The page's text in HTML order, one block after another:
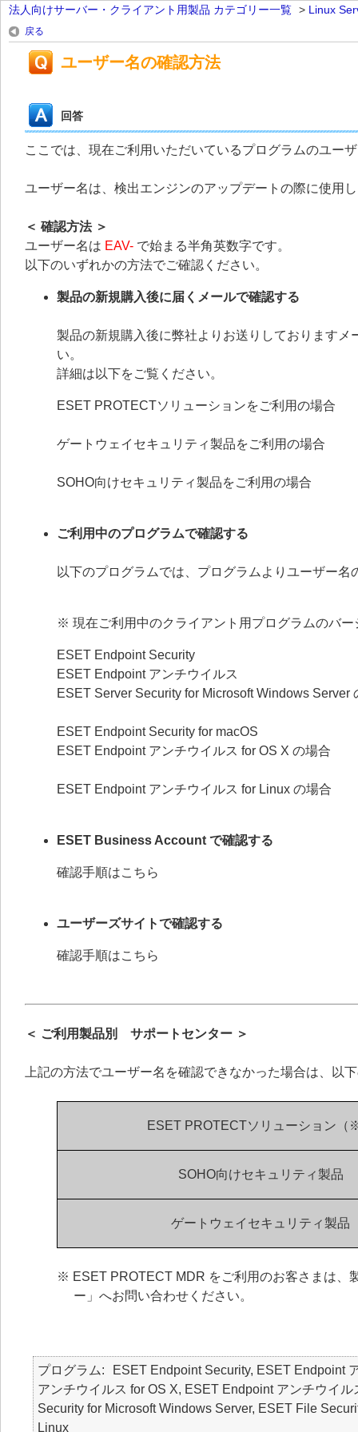
法人向けサーバー・クライアント用製品 カテゴリー一覧 > Linux
戻る
ユーザー名の確認方法
回答
ここでは、現在ご利用いただいているプログラムのユー
ユーザー名は、検出エンジンのアップデートの際に使用
＜ 確認方法 ＞
ユーザー名は EAV- で始まる半角英数字です。
以下のいずれかの方法でご確認ください。
製品の新規購入後に届くメールで確認する
製品の新規購入後に弊社よりお送りしております
い。
詳細は以下をご覧ください。
ESET PROTECTソリューションをご利用の場合
ゲートウェイセキュリティ製品をご利用の場合
SOHO向けセキュリティ製品をご利用の場合
ご利用中のプログラムで確認する
以下のプログラムでは、プログラムよりユーザー名
※ 現在ご利用中のクライアント用プログラムのバ
ESET Endpoint Security
ESET Endpoint アンチウイルス
ESET Server Security for Microsoft Windows Server
ESET Endpoint Security for macOS
ESET Endpoint アンチウイルス for OS X の場合
ESET Endpoint アンチウイルス for Linux の場合
ESET Business Account で確認する
確認手順はこちら
ユーザーズサイトで確認する
確認手順はこちら
＜ ご利用製品別 サポートセンター ＞
上記の方法でユーザー名を確認できなかった場合は、以
ESET PROTECTソリューション（
SOHO向けセキュリティ製品
ゲートウェイセキュリティ製品
※ ESET PROTECT MDR をご利用のお客さまは、
ー」へお問い合わせください。
プログラム
ESET Endpoint Security, ESET Endpoint
アンチウイルス for OS X, ESET Endpoint アンチウイ
Security for Microsoft Windows Server, ESET File
Linux